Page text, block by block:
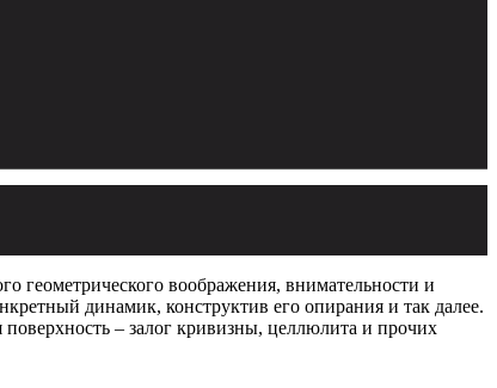
геометрического воображения, внимательности и
динамик, конструктив его опирания и так далее.
– залог кривизны, целлюлита и прочих